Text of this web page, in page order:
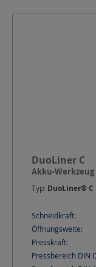
DuoLiner C
Akku-
Typ: DuoLiner® C
Schneidkraft:
Öffnungsweite:
Presskraft:
Pressbereich DIN